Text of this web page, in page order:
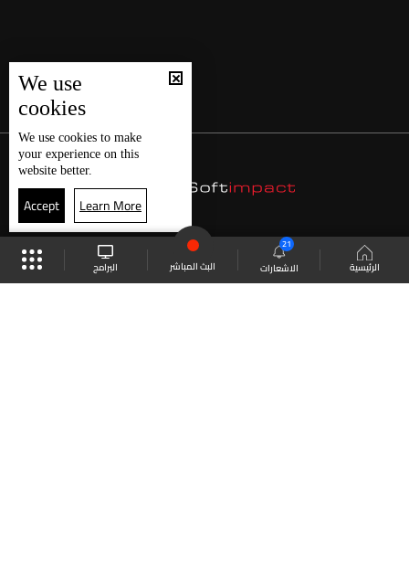
الرئيسية الاشعارات
21
البث المباشر البرامج
We use
cookies
We use cookies to make
your experience on this
website better.
Accept Learn More
موقع البرامج الجدول البث المباشر